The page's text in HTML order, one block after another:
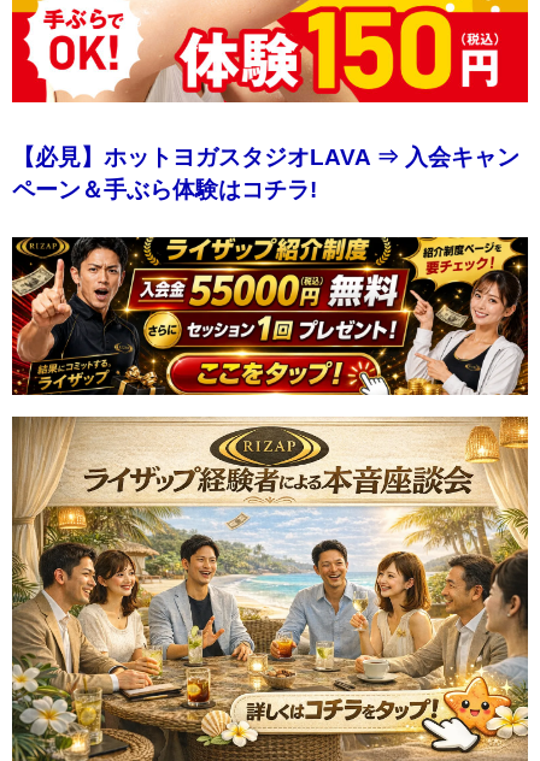
【必見】ホットヨガスタジオLAVA ⇒ 入会キャン
ペーン＆手ぶら体験はコチラ!